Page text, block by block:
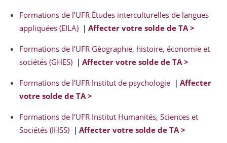
Formations de l’UFR Études interculturelles de langues
appliquées (EILA) ｜Affecter votre solde de TA >
Formations de l’UFR Géographie, histoire, économie et
sociétés (GHES) ｜Affecter votre solde de TA >
Formations de l’UFR Institut de psychologie ｜Affecter
votre solde de TA >
Formations de l’UFR Institut Humanités, Sciences et
Sociétés (IHSS) ｜Affecter votre solde de TA >